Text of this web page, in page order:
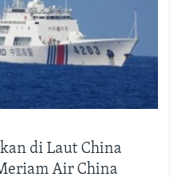
di Laut China
Air China